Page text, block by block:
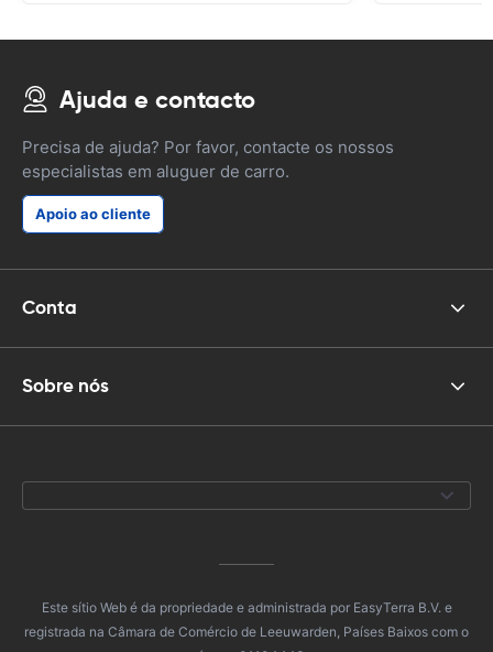
Ajuda e contacto
Precisa de ajuda? Por favor, contacte os nossos
especialistas em aluguer de carro.
Apoio ao cliente
Conta
Sobre nós
Este sítio Web é da propriedade e administrada por EasyTerra B.V. e
registrada na Câmara de Comércio de Leeuwarden, Países Baixos com o